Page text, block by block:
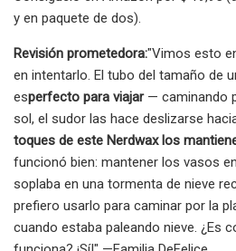
y en paquete de dos).
Revisión prometedora:"Vimos esto
en intentarlo. El tubo del tamaño de
esperfecto para viajar— caminando
sol, el sudor las hace deslizarse
toques de este Nerdwax los
funcionó bien: mantener los vasos
soplaba en una tormenta de nieve
prefiero usarlo para caminar por la
cuando estaba paleando nieve. ¿Es